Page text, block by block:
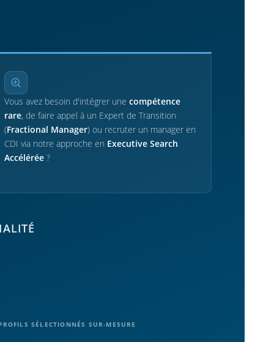
Vous avez besoin d'intégrer une compétence
rare, de faire appel à un Expert de Transition
(Fractional Manager) ou recruter un manager en
CDI via notre approche en Executive Search
Accélérée ?
SÉLECTIONNÉS SUR-MESURE